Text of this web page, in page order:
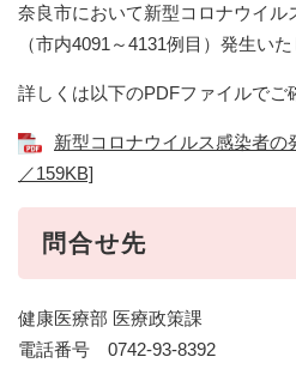
奈良市において新型コロナウイル
（市内4091～4131例目）発生いた
詳しくは以下のPDFファイルでご
新型コロナウイルス感染者
／159KB]
問合せ先
健康医療部 医療政策課
電話番号 0742-93-8392